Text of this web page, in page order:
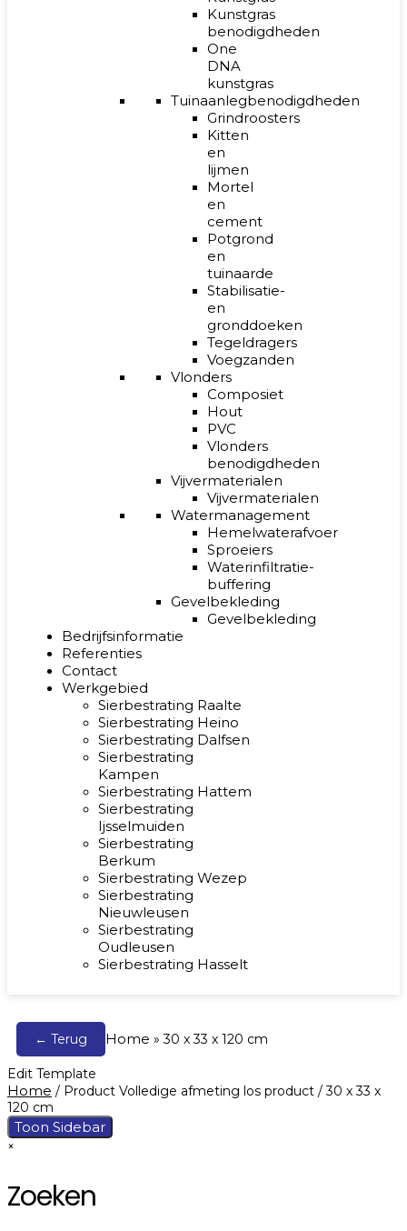
Kunstgras
benodigdheden
One
DNA
kunstgras
Tuinaanlegbenodigdheden
Grindroosters
Kitten
en
lijmen
Mortel
en
cement
Potgrond
en
tuinaarde
Stabilisatie-
en
gronddoeken
Tegeldragers
Voegzanden
Vlonders
Composiet
Hout
PVC
Vlonders
benodigdheden
Vijvermaterialen
Vijvermaterialen
Watermanagement
Hemelwaterafvoer
Sproeiers
Waterinfiltratie-
buffering
Gevelbekleding
Gevelbekleding
Bedrijfsinformatie
Referenties
Contact
Werkgebied
Sierbestrating Raalte
Sierbestrating Heino
Sierbestrating Dalfsen
Sierbestrating
Kampen
Sierbestrating Hattem
Sierbestrating
Ijsselmuiden
Sierbestrating
Berkum
Sierbestrating Wezep
Sierbestrating
Nieuwleusen
Sierbestrating
Oudleusen
Sierbestrating Hasselt
← Terug Home »30 x 33 x 120 cm
Edit Template
Home / Product Volledige afmeting los product / 30 x 33 x
120 cm
Toon Sidebar
×
Zoeken